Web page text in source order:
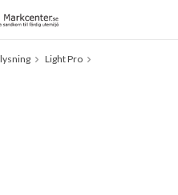
Light Pro